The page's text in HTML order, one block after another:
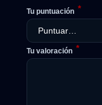
Tu puntuación *
Tu valoración *